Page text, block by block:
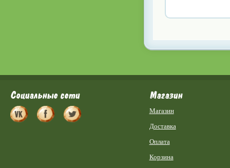
Социальные сети Магазин
Магазин
Доставка
Оплата
Корзина